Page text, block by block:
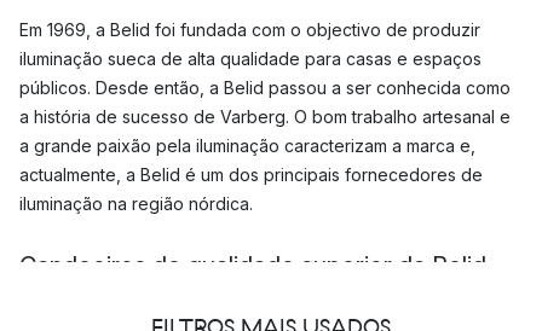
Em 1969, a Belid foi fundada com o objectivo de produzir
iluminação sueca de alta qualidade para casas e espaços
públicos. Desde então, a Belid passou a ser conhecida como
a história de sucesso de Varberg. O bom trabalho artesanal e
a grande paixão pela iluminação caracterizam a marca e,
actualmente, a Belid é um dos principais fornecedores de
iluminação na região nórdica.
Candeeiros de qualidade superior da Belid
As palavras-chave qualidade e design permeiam o processo